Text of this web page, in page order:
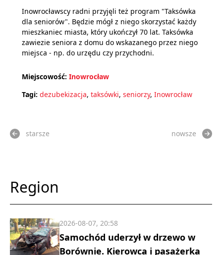
Inowrocławscy radni przyjęli też program "Taksówka
dla seniorów". Będzie mógł z niego skorzystać każdy
mieszkaniec miasta, który ukończył 70 lat. Taksówka
zawiezie seniora z domu do wskazanego przez niego
miejsca - np. do urzędu czy przychodni.
Miejscowość: Inowrocław
Tagi: dezubekizacja, taksówki, seniorzy, Inowrocław
starsze nowsze
Region
Samochód uderzył w drzewo w
Borównie. Kierowca i pasażerka
2026-08-07, 20:58